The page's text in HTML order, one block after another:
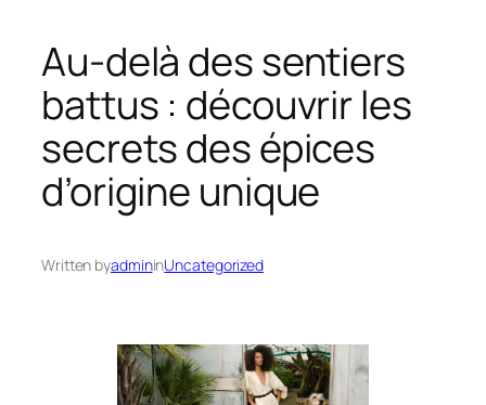
Au-delà des sentiers
battus : découvrir les
secrets des épices
d’origine unique
Written byadmininUncategorized